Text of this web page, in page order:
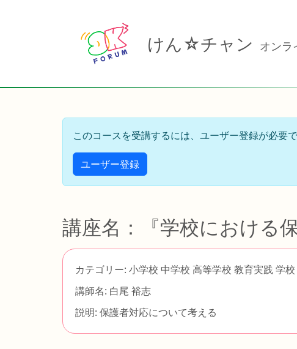
けん☆チャン オンラ
このコースを受講するには、ユーザー登録が必要で
ユーザー登録
講座名：『学校における
カテゴリー: 小学校 中学校 高等学校 教育実践 学
講師名: 白尾 裕志
説明: 保護者対応について考える